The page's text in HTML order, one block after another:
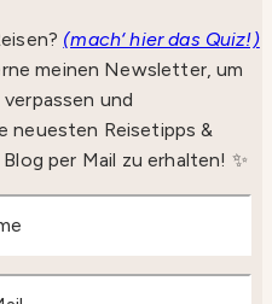
(mach‘ hier das Quiz!)
meinen Newsletter, um
und
neuesten Reisetipps &
per Mail zu erhalten! ✨